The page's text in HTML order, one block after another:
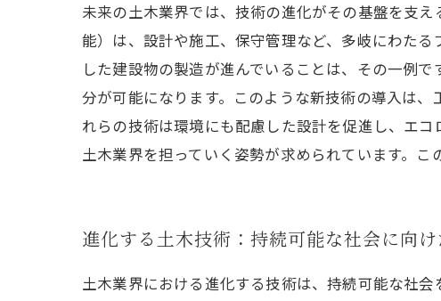
未来の土木業界では、技術の進化がその基盤を支
能）は、設計や施工、保守管理など、多岐にわた
した建設物の製造が進んでいることは、その一例
分が可能になります。このような新技術の導入は
れらの技術は環境にも配慮した設計を促進し、エ
土木業界を担っていく姿勢が求められています。こ
進化する土木技術：持続可能な社会に向
土木業界における進化する技術は、持続可能な社